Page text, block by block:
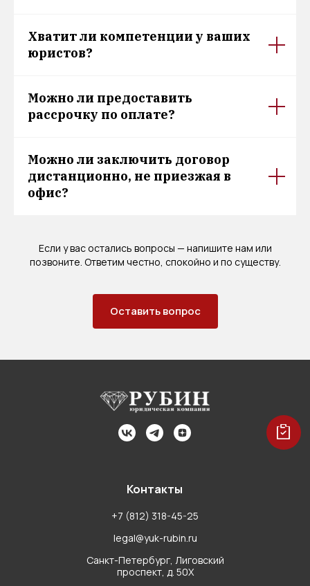
Хватит ли компетенции у ваших
юристов?
Можно ли предоставить
рассрочку по оплате?
Можно ли заключить договор
дистанционно, не приезжая в
офис?
Если у вас остались вопросы — напишите нам или
позвоните. Ответим честно, спокойно и по существу.
Оставить вопрос
Контакты
+7 (812) 318-45-25
legal@yuk-rubin.ru
Санкт-Петербург, Лиговский
проспект, д. 50Х